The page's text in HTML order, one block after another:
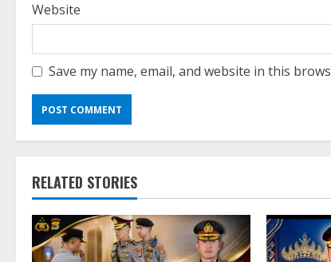
Website
Save my name, email, and website in this
RELATED STORIES